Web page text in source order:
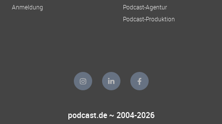
Anmeldung
Podcast-Agentur
Podcast-Produktion
podcast.de ~ 2004-2026